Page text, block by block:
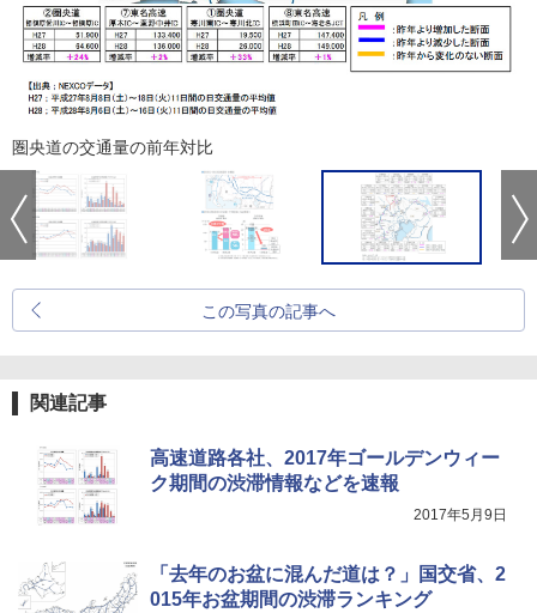
圏央道の交通量の前年対比
この写真の記事へ
関連記事
高速道路各社、2017年ゴールデンウィー
ク期間の渋滞情報などを速報
2017年5月9日
「去年のお盆に混んだ道は？」国交省、2
015年お盆期間の渋滞ランキング